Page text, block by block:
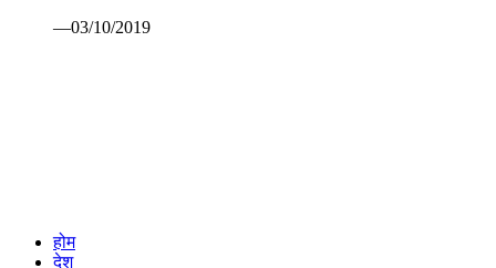
—03/10/2019